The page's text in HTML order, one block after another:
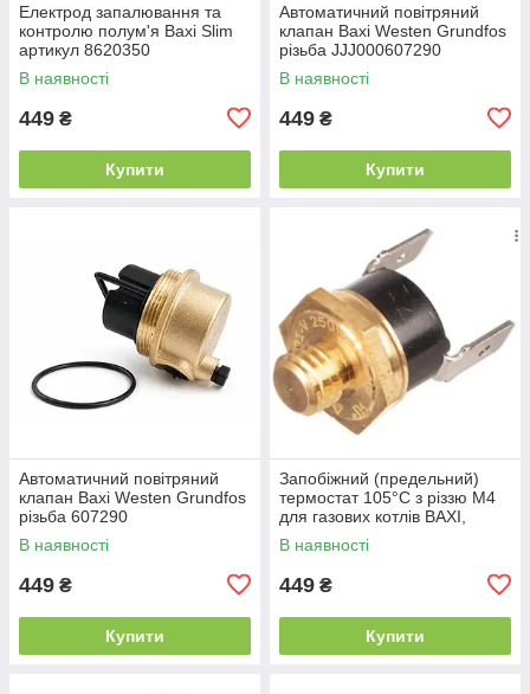
Електрод запалювання та
контролю полум'я Baxi Slim
артикул 8620350
В наявності
449 ₴
Купити
Автоматичний повітряний
клапан Baxi Westen Grundfos
різьба JJJ000607290
В наявності
449 ₴
Купити
Автоматичний повітряний
клапан Baxi Westen Grundfos
різьба 607290
В наявності
449 ₴
Купити
Запобіжний (предельний)
термостат 105°C з різзю М4
для газових котлів BAXI,
WESTEN, BIASI
В наявності
449 ₴
Купити